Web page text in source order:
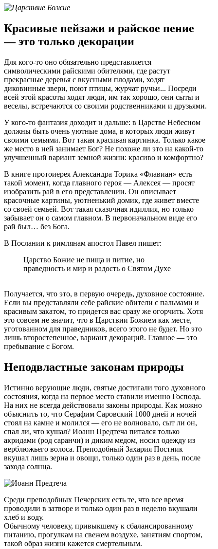
Красивые пейзажи и райское пение
— это только декорации
Для кого-то оно обязательно представляется
символическими райскими обителями, где растут
прекрасные деревья с вкусными плодами, ходят
диковинные звери, поют птицы, журчат ручьи... Посреди
всей этой красоты ходят люди, им так хорошо, они сыты и
веселы, встречаются со своими родственниками и друзьями.
У кого-то фантазия доходит и дальше: в Царстве Небесном
должны быть очень уютные дома, в которых люди живут
своими семьями. Вот такая красивая картинка. Только какое
же место в ней занимает Бог? Не похоже ли это на какой-то
улучшенный вариант земной жизни: красиво и комфортно?
В книге протоиерея Александра Торика «Флавиан» есть
такой момент, когда главного героя — Алексея — просят
изобразить рай в его представлении. Он описывает
красочные картины, уютненький домик, где живет вместе
со своей семьей. Вот такая сказочная идиллия, но только
забывает он о самом главном. В первоначальном виде его
рай был… без Бога.
В Послании к римлянам апостол Павел пишет:
Царство Божие не пища и питие, но
праведность и мир и радость о Святом Духе
Получается, что это, в первую очередь, духовное состояние.
Если вы представляли себе райские обители с пальмами и
красивым закатом, то придется вас сразу же огорчить. Хотя
это совсем не значит, что в Царствии Божием как месте,
уготованном для праведников, всего этого не будет. Но это
лишь второстепенное, вариант декораций. Главное — это
пребывание с Богом.
Неподвластные законам природы
Истинно верующие люди, святые достигали того духовного
состояния, когда на первое место ставили именно Господа.
На них не всегда действовали законы природы. Как можно
объяснить то, что Серафим Саровский 1000 дней и ночей
стоял на камне и молился — его не волновало, сыт ли он,
спал ли, что кушал? Иоанн Предтеча питался только
акридами (род саранчи) и диким медом, носил одежду из
верблюжьего волоса. Преподобный Захария Постник
вкушал лишь зерна и овощи, только один раз в день, после
захода солнца.
Среди преподобных Печерских есть те, что все время
проводили в затворе и только один раз в неделю вкушали
хлеб и воду.
Обычному человеку, привыкшему к сбалансированному
питанию, прогулкам на свежем воздухе, занятиям спортом,
такой образ жизни кажется смертельным.